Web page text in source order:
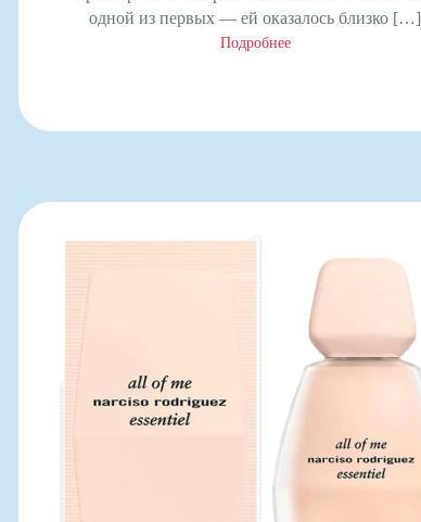
одной из первых — ей оказалось близко […]
Подробнее